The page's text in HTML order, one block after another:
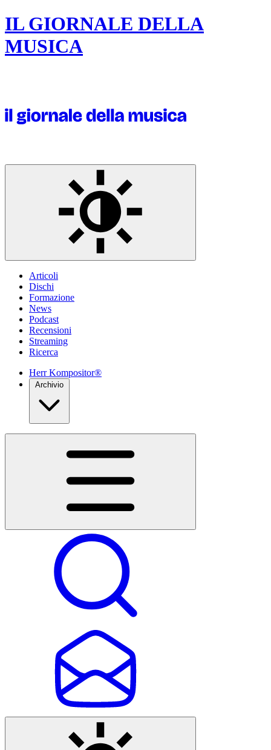
IL GIORNALE DELLA
MUSICA
Articoli
Dischi
Formazione
News
Podcast
Recensioni
Streaming
Ricerca
Herr Kompositor®
Archivio